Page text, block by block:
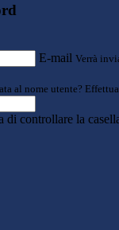
E-mail Verrà
al nome utente?
di controllare la